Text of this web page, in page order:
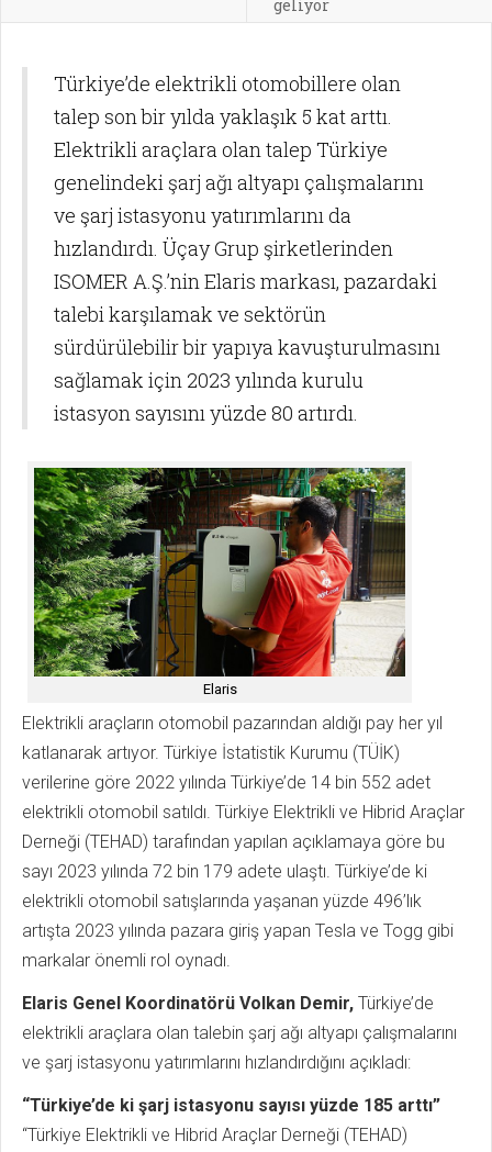
geliyor
Türkiye’de elektrikli otomobillere olan
talep son bir yılda yaklaşık 5 kat arttı.
Elektrikli araçlara olan talep Türkiye
genelindeki şarj ağı altyapı çalışmalarını
ve şarj istasyonu yatırımlarını da
hızlandırdı. Üçay Grup şirketlerinden
ISOMER A.Ş.’nin Elaris markası, pazardaki
talebi karşılamak ve sektörün
sürdürülebilir bir yapıya kavuşturulmasını
sağlamak için 2023 yılında kurulu
istasyon sayısını yüzde 80 artırdı.
Elaris
Elektrikli araçların otomobil pazarından aldığı pay her yıl
katlanarak artıyor. Türkiye İstatistik Kurumu (TÜİK)
verilerine göre 2022 yılında Türkiye’de 14 bin 552 adet
elektrikli otomobil satıldı. Türkiye Elektrikli ve Hibrid Araçlar
Derneği (TEHAD) tarafından yapılan açıklamaya göre bu
sayı 2023 yılında 72 bin 179 adete ulaştı. Türkiye’de ki
elektrikli otomobil satışlarında yaşanan yüzde 496’lık
artışta 2023 yılında pazara giriş yapan Tesla ve Togg gibi
markalar önemli rol oynadı.
Elaris Genel Koordinatörü Volkan Demir, Türkiye’de
elektrikli araçlara olan talebin şarj ağı altyapı çalışmalarını
ve şarj istasyonu yatırımlarını hızlandırdığını açıkladı:
“Türkiye’de ki şarj istasyonu sayısı yüzde 185 arttı”
“Türkiye Elektrikli ve Hibrid Araçlar Derneği (TEHAD)